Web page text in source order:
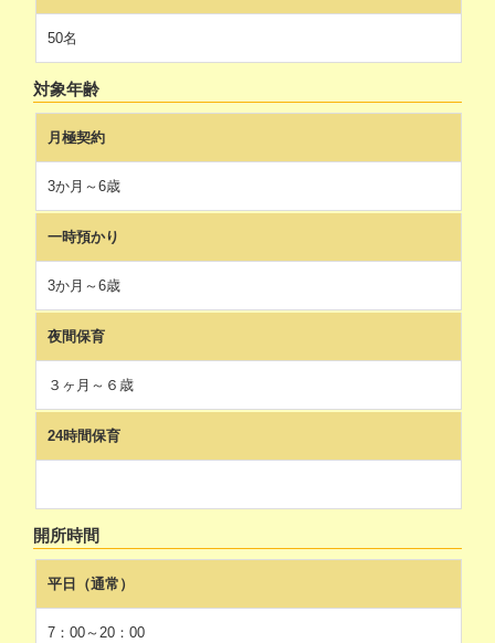
50名
対象年齢
月極契約
3か月～6歳
一時預かり
3か月～6歳
夜間保育
３ヶ月～６歳
24時間保育
開所時間
平日（通常）
7：00～20：00